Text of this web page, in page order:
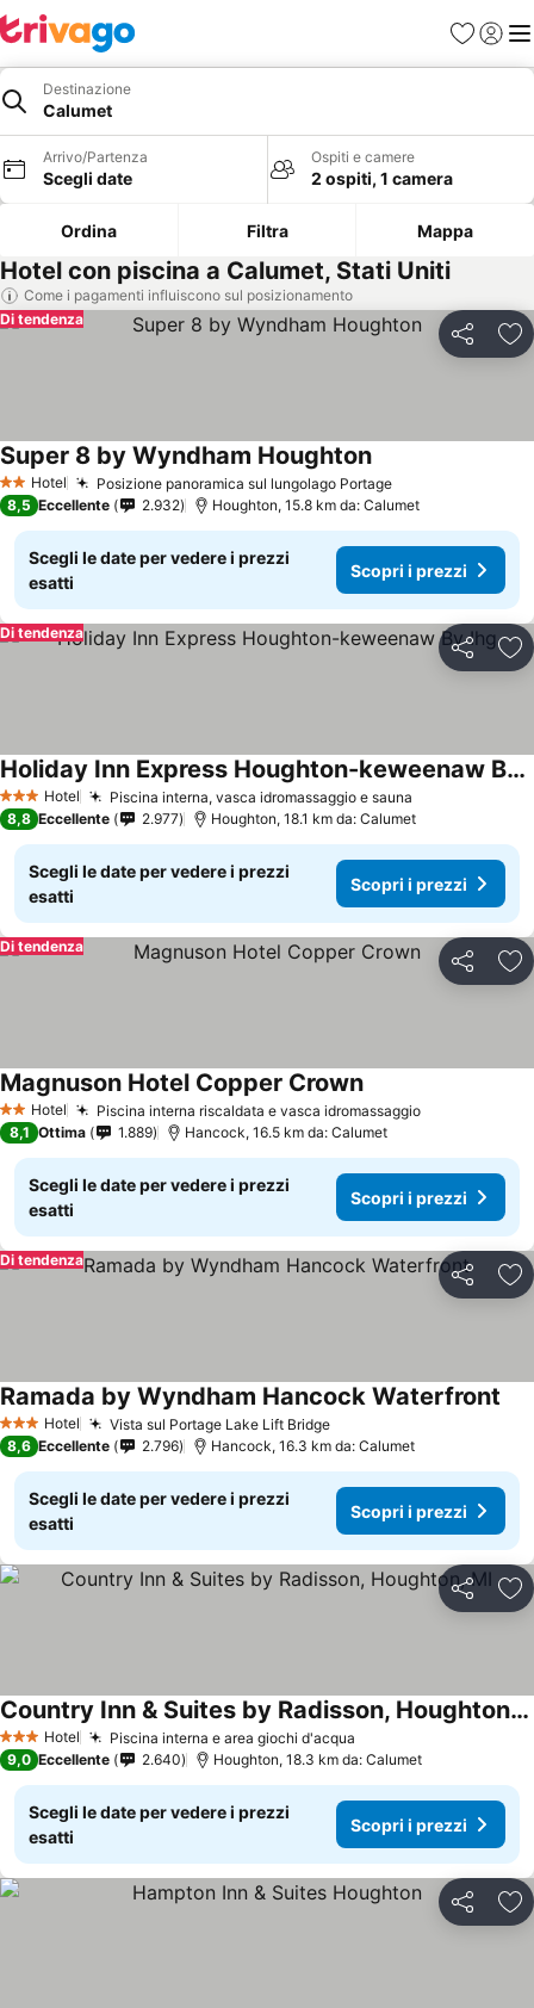
PreferitiAccedi
Destinazione
Calumet
Arrivo/Partenza
Scegli date
Ospiti e camere
2 ospiti, 1 camera
Ordina Filtra Mappa
Hotel con piscina a Calumet, Stati Uniti
Come i pagamenti influiscono sul posizionamento
Condividi
Di tendenza
2 StelleHotel Posizione panoramica sul lungolago Portage
Super 8 by Wyndham Houghton
8,5 Eccellente 2.932 Houghton, 15.8 km da: Calumet
Scegli le date per vedere i prezzi
esatti
Scopri i prezzi
Condividi
Di tendenza
3 StelleHotel Piscina interna, vasca idromassaggio e sauna
Holiday Inn Express Houghton-keweenaw By Ihg
8,8 Eccellente 2.977 Houghton, 18.1 km da: Calumet
Scegli le date per vedere i prezzi
esatti
Scopri i prezzi
Condividi
Di tendenza
2 StelleHotel Piscina interna riscaldata e vasca idromassaggio
Magnuson Hotel Copper Crown
8,1 Ottima 1.889 Hancock, 16.5 km da: Calumet
Scegli le date per vedere i prezzi
esatti
Scopri i prezzi
Condividi
Di tendenza
3 StelleHotel Vista sul Portage Lake Lift Bridge
Ramada by Wyndham Hancock Waterfront
8,6 Eccellente 2.796 Hancock, 16.3 km da: Calumet
Scegli le date per vedere i prezzi
esatti
Scopri i prezzi
Condividi
3 StelleHotel Piscina interna e area giochi d'acqua
Country Inn & Suites by Radisson, Houghton, MI
9,0 Eccellente 2.640 Houghton, 18.3 km da: Calumet
Scegli le date per vedere i prezzi
esatti
Scopri i prezzi
Condividi